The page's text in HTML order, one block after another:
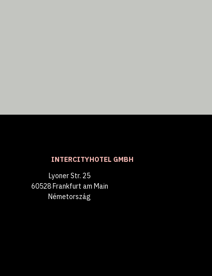
INTERCITYHOTEL GMBH
Lyoner Str. 25
60528 Frankfurt am Main
Németország